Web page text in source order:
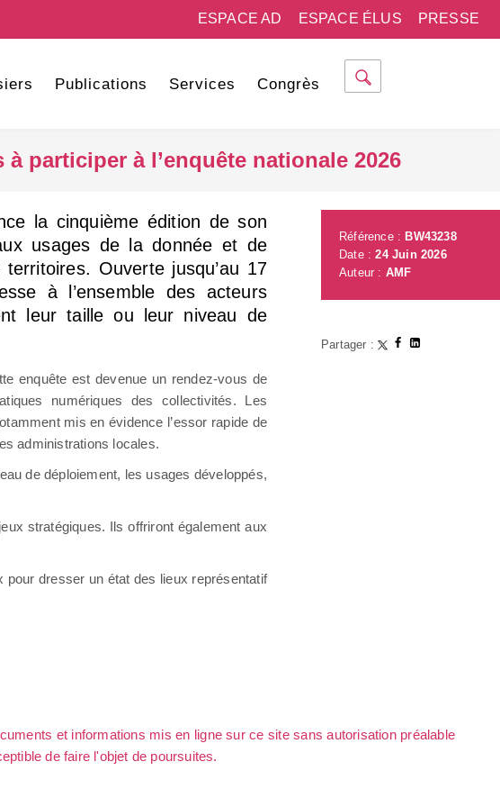
PRESSE
ESPACE ÉLUS
ESPACE AD
Publications Services Congrès
participer à l’enquête nationale 2026
la cinquième édition de son
usages de la donnée et de
territoires. Ouverte jusqu’au 17
à l’ensemble des acteurs
leur taille ou leur niveau de
enquête est devenue un rendez-vous de
numériques des collectivités. Les
mis en évidence l’essor rapide de
administrations locales.
de déploiement, les usages développés,
stratégiques. Ils offriront également aux
pour dresser un état des lieux représentatif
Référence : BW43238
Date :24 Juin 2026
Auteur : AMF
Partager :
et informations mis en ligne sur ce site sans autorisation préalable
de faire l'objet de poursuites.